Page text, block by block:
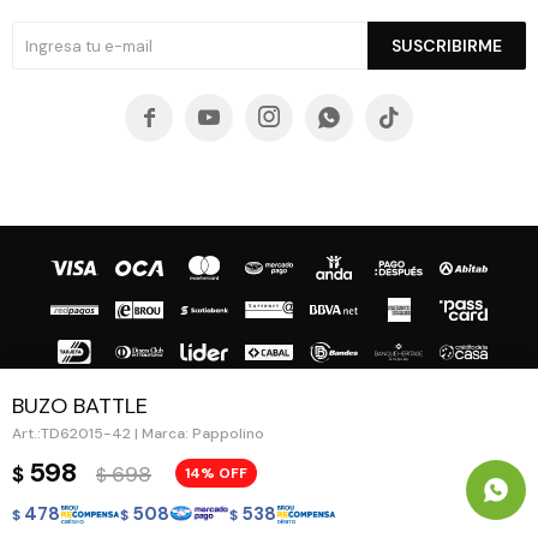
BUZO BATTLE
TD62015-42 | Marca: Pappolino
$ 598 $ 698 14
$ 478 $ 508 $ 538
SUSCRIBIRME
    